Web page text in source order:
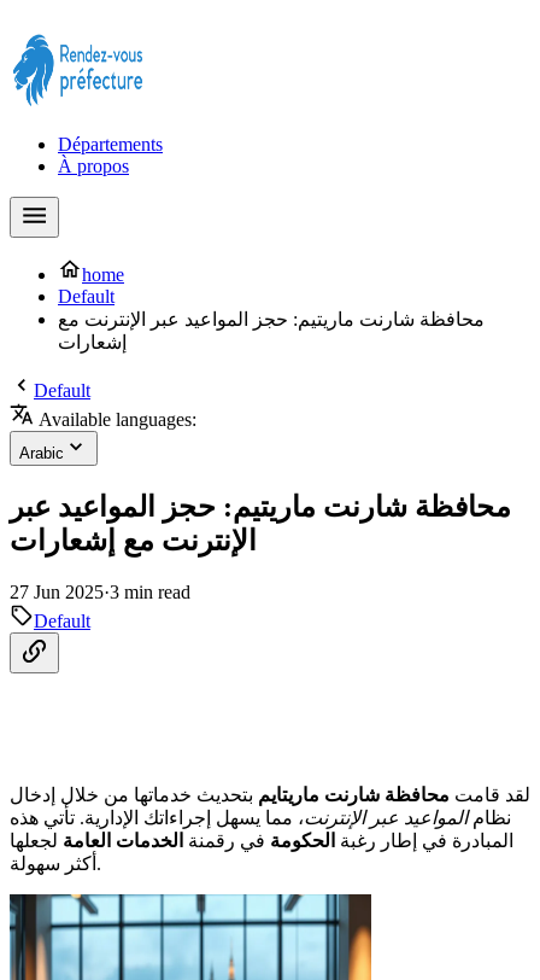
Départements
À propos
home
Default
محافظة شارنت ماريتيم: حجز المواعيد عبر الإنترنت مع
إشعارات
Default
Available languages:
Arabic
محافظة شارنت ماريتيم: حجز المواعيد عبر
الإنترنت مع إشعارات
27 Jun 2025·3 min read
Default
لقد قامت محافظة شارنت ماريتايم بتحديث خدماتها من خلال إدخال
نظامالمواعيد عبر الإنترنت، مما يسهل إجراءاتك الإدارية. تأتي هذه
المبادرة في إطار رغبة الحكومة في رقمنة الخدمات العامة لجعلها
أكثر سهولة.